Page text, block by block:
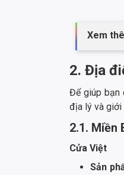
Xem
2. Địa
Để giúp bạn
địa lý và giới
2.1. Miền
Cửa Việt
Sản